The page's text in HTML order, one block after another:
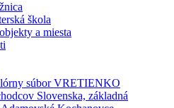
škola
a miesta
súbor VRETIENKO
Slovenska, základná